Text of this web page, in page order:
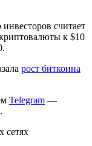
считает
к $10
рост биткоина
Telegram —
сетях